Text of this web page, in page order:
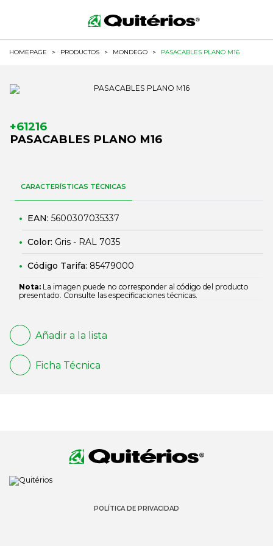
HOMEPAGE > PRODUCTOS > MONDEGO > PASACABLES PLANO M16
+61216
PASACABLES PLANO M16
CARACTERÍSTICAS TÉCNICAS
EAN: 5600307035337
Color: Gris - RAL 7035
Código Tarifa: 85479000
Nota: La imagen puede no corresponder al código del producto
presentado. Consulte las especificaciones técnicas.
Añadir a la lista
Ficha Técnica
POLÍTICA DE PRIVACIDAD